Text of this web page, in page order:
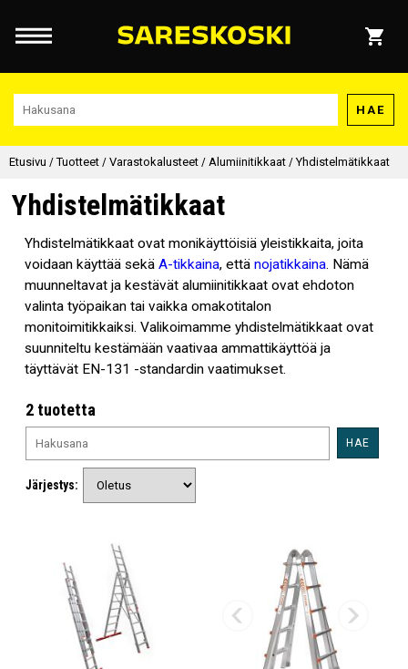
HAE
Etusivu /Tuotteet / Varastokalusteet / Alumiinitikkaat /Yhdistelmätikkaat
Yhdistelmätikkaat
Yhdistelmätikkaat ovat monikäyttöisiä yleistikkaita, joita
voidaan käyttää sekä A-tikkaina, että nojatikkaina. Nämä
muunneltavat ja kestävät alumiinitikkaat ovat ehdoton
valinta työpaikan tai vaikka omakotitalon
monitoimitikkaiksi. Valikoimamme yhdistelmätikkaat ovat
suunniteltu kestämään vaativaa ammattikäyttöä ja
täyttävät EN-131 -standardin vaatimukset.
2 tuotetta
HAE
Järjestys: